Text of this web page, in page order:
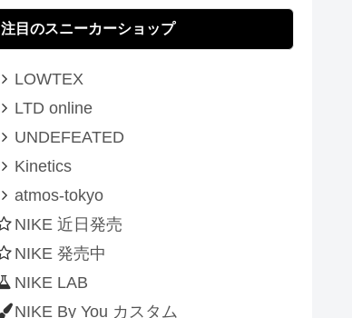
注目のスニーカーショップ
LOWTEX
LTD online
UNDEFEATED
Kinetics
atmos-tokyo
NIKE 近日発売
NIKE 発売中
NIKE LAB
NIKE By You カスタム